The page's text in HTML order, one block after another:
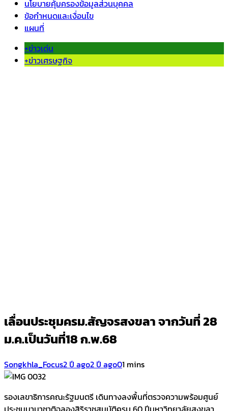
นโยบายคุ้มครองข้อมูลส่วนบุคคล
ข้อกำหนดและเงื่อนไข
แผนที่
+ข่าวเด่น
+ข่าวเศรษฐกิจ
เลื่อนประชุมครม.สัญจรสงขลา จากวันที่ 28
ม.ค.เป็นวันที่18 ก.พ.68
Songkhla_Focus2 ปี ago2 ปี ago01 mins
รองเลขาธิการคณะรัฐมนตรี เดินทางลงพื้นที่ตรวจความพร้อมศูนย์